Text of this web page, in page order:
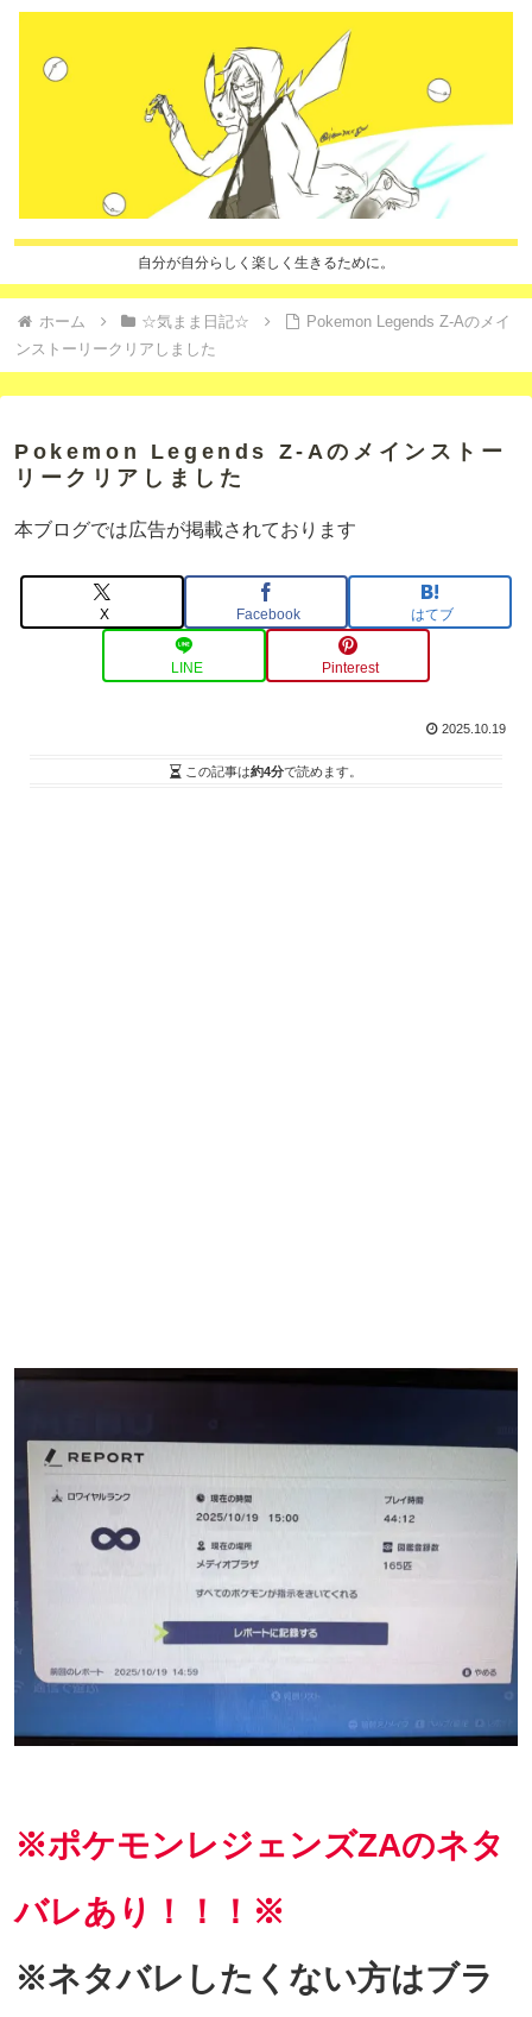
自分が自分らしく楽しく生きるために。
ホーム ☆気まま日記☆
Pokemon Legends Z-Aのメイ
ンストーリークリアしました
Pokemon Legends Z-Aのメインストー
リークリアしました
本ブログでは広告が掲載されております
X Facebook はてブ
LINE Pinterest
2025.10.19
この記事は約4分で読めます。
※ポケモンレジェンズZAのネタ
バレあり！！！※
※ネタバレしたくない方はブラ